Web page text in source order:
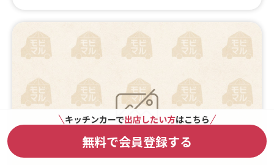
キッチンカーで出店したい方はこちら
無料で会員登録する